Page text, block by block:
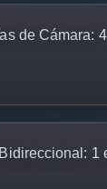
de Cámara:
1